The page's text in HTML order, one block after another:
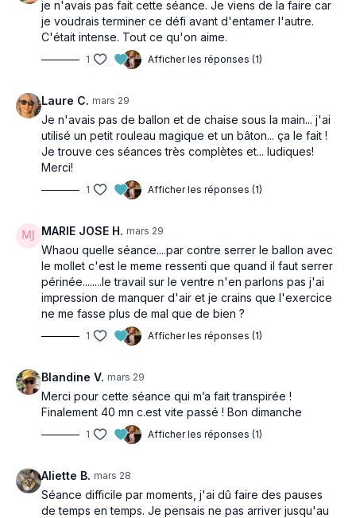
je n'avais pas fait cette séance. Je viens de la faire car
je voudrais terminer ce défi avant d'entamer l'autre.
C'était intense. Tout ce qu'on aime.
1 Afficher les réponses (1)
Laure C. mars 29
Je n'avais pas de ballon et de chaise sous la main... j'ai
utilisé un petit rouleau magique et un bâton... ça le fait !
Je trouve ces séances très complètes et... ludiques!
Merci!
1 Afficher les réponses (1)
MARIE JOSE H. mars 29
Whaou quelle séance....par contre serrer le ballon avec
le mollet c'est le meme ressenti que quand il faut serrer
périnée........le travail sur le ventre n'en parlons pas j'ai
impression de manquer d'air et je crains que l'exercice
ne me fasse plus de mal que de bien ?
1 Afficher les réponses (1)
Blandine V. mars 29
Merci pour cette séance qui m’a fait transpirée !
Finalement 40 mn c.est vite passé ! Bon dimanche
1 Afficher les réponses (1)
Aliette B. mars 28
Séance difficile par moments, j'ai dû faire des pauses
de temps en temps. Je pensais ne pas arriver jusqu'au